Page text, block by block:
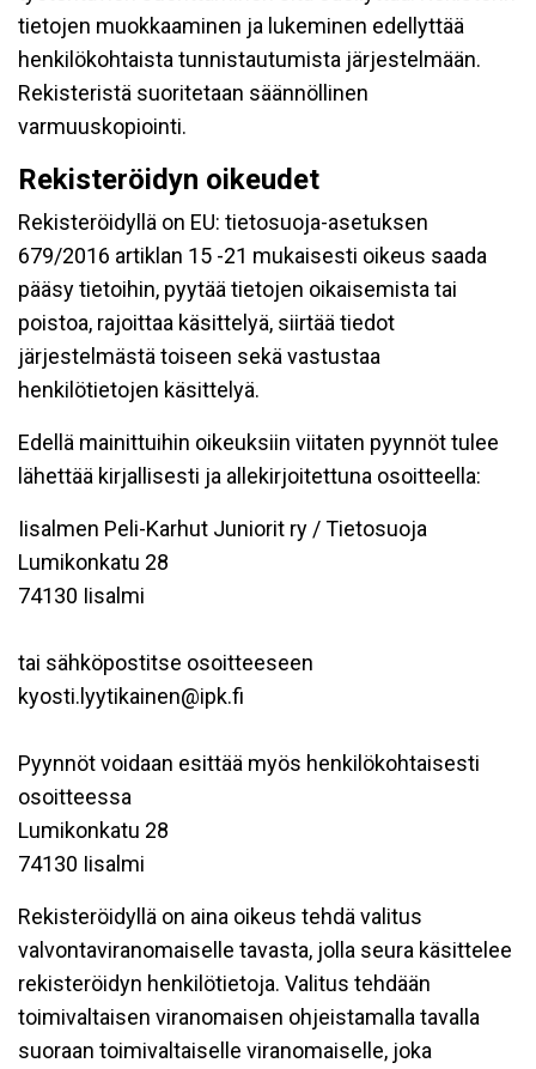
tietojen muokkaaminen ja lukeminen edellyttää
henkilökohtaista tunnistautumista järjestelmään.
Rekisteristä suoritetaan säännöllinen
varmuuskopiointi.
Rekisteröidyn oikeudet
Rekisteröidyllä on EU: tietosuoja-asetuksen
679/2016 artiklan 15 -21 mukaisesti oikeus saada
pääsy tietoihin, pyytää tietojen oikaisemista tai
poistoa, rajoittaa käsittelyä, siirtää tiedot
järjestelmästä toiseen sekä vastustaa
henkilötietojen käsittelyä.
Edellä mainittuihin oikeuksiin viitaten pyynnöt tulee
lähettää kirjallisesti ja allekirjoitettuna osoitteella:
Iisalmen Peli-Karhut Juniorit ry / Tietosuoja
Lumikonkatu 28
74130 Iisalmi
tai sähköpostitse osoitteeseen
kyosti.lyytikainen@ipk.fi
Pyynnöt voidaan esittää myös henkilökohtaisesti
osoitteessa
Lumikonkatu 28
74130 Iisalmi
Rekisteröidyllä on aina oikeus tehdä valitus
valvontaviranomaiselle tavasta, jolla seura käsittelee
rekisteröidyn henkilötietoja. Valitus tehdään
toimivaltaisen viranomaisen ohjeistamalla tavalla
suoraan toimivaltaiselle viranomaiselle, joka